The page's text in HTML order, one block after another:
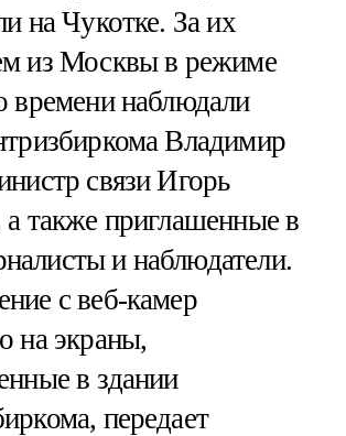
на Чукотке. За их
из Москвы в режиме
времени наблюдали
Владимир
связи Игорь
также приглашенные в
и наблюдатели.
с веб-камер
на экраны,
в здании
передает